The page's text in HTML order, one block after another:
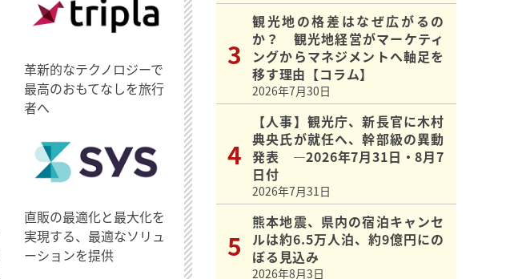
革新的なテクノロジーで
最高のおもてなしを旅行
者へ
直販の最適化と最大化を
実現する、最適なソリュ
ーションを提供
観光地の格差はなぜ広がるの
か？ 観光地経営がマーケティ
ングからマネジメントへ軸足を
移す理由【コラム】
2026年7月30日
【人事】観光庁、新長官に木村
典央氏が就任へ、幹部級の異動
発表 ―2026年7月31日・8月7
日付
2026年7月31日
熊本地震、県内の宿泊キャンセ
ルは約6.5万人泊、約9億円にの
ぼる見込み
2026年8月3日